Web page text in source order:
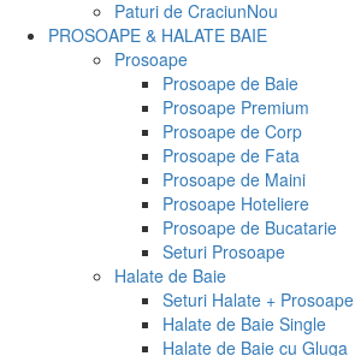
Paturi de CraciunNou
PROSOAPE & HALATE BAIE
Prosoape
Prosoape de Baie
Prosoape Premium
Prosoape de Corp
Prosoape de Fata
Prosoape de Maini
Prosoape Hoteliere
Prosoape de Bucatarie
Seturi Prosoape
Halate de Baie
Seturi Halate + Prosoape
Halate de Baie Single
Halate de Baie cu Gluga